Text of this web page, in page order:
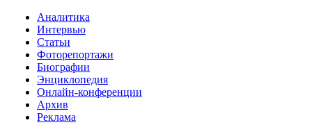
Аналитика
Интервью
Статьи
Фоторепортажи
Биографии
Энциклопедия
Онлайн-конференции
Архив
Реклама